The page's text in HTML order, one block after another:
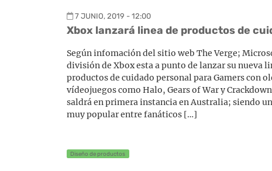
7 JUNIO, 2019 - 12:00
Xbox lanzará linea de productos de
Según infomación del sitio web The Verge;
división de Xbox esta a punto de lanzar su nueva
productos de cuidado personal para Gamers con
vídeojuegos como Halo, Gears of War y
saldrá en primera instancia en Australia; siendo
muy popular entre fanáticos […]
Diseño de productos